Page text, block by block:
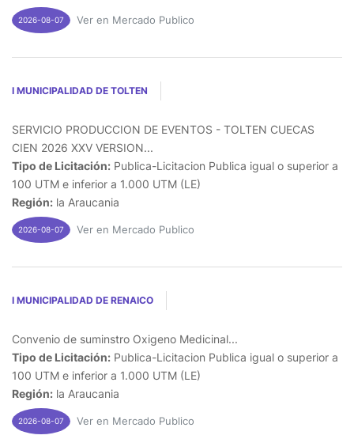
2026-08-07 Ver en Mercado Publico
I MUNICIPALIDAD DE TOLTEN
SERVICIO PRODUCCION DE EVENTOS - TOLTEN CUECAS
CIEN 2026 XXV VERSION...
Tipo de Licitación: Publica-Licitacion Publica igual o superior a
100 UTM e inferior a 1.000 UTM (LE)
Región: la Araucania
2026-08-07 Ver en Mercado Publico
I MUNICIPALIDAD DE RENAICO
Convenio de suminstro Oxigeno Medicinal...
Tipo de Licitación: Publica-Licitacion Publica igual o superior a
100 UTM e inferior a 1.000 UTM (LE)
Región: la Araucania
2026-08-07 Ver en Mercado Publico